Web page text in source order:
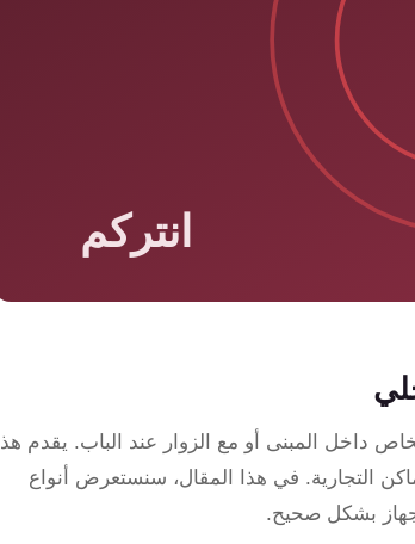
داخل المبنى أو مع الزوار عند الباب. يقدم هذا
التجارية. في هذا المقال، سنستعرض أنواع
بشكل صحيح.